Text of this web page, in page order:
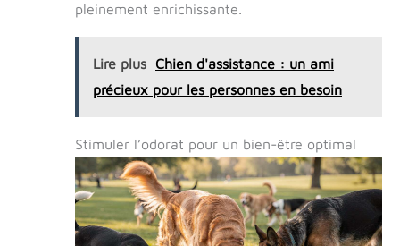
coupera pas les mains même si votre chien
course, le camping, les repos au parc, les
jeux en plein air avec des balles, la natation,
etc. Vous pouvez choisir la longueur qui
loin : 𝟑 𝐦/𝟓 𝐦/𝟕 𝐦/𝟏𝟎 𝐦/𝟏𝟓 𝐦/𝟐𝟎 𝐦/𝟐𝟓 𝐦/𝟑𝟎
𝐦. 【FACILE À LAVER】𝐋𝐚 𝐥𝐨𝐧𝐠𝐞 𝐩𝐨𝐮𝐫 𝐜𝐡𝐢𝐞𝐧
𝐋𝐨𝐨𝐱𝐦𝐞𝐞𝐫 est facile à nettoyer et sèche
rapidement. La laisse pour chiens peut être
utilisée par tous les temps, ensoleillés ou
orageux. Facile à nettoyer après utilisation, il
pleinement enrichissante.
Lire plus Chien d'assistance : un ami
précieux pour les personnes en besoin
Stimuler l’odorat pour un bien-être optimal